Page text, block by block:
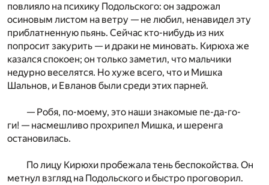
повлияло на психику Подольского: он задрожал
осиновым листом на ветру — не любил, ненавидел эту
приблатненную пьянь. Сейчас кто-нибудь из них
попросит закурить — и драки не миновать. Кирюха же
казался спокоен; он только заметил, что мальчики
недурно веселятся. Но хуже всего, что и Мишка
Шальнов, и Евланов были среди этих парней.
— Робя, по-моему, это наши знакомые пе-да-го-
ги! — насмешливо прохрипел Мишка, и шеренга
остановилась.
По лицу Кирюхи пробежала тень беспокойства. Он
метнул взгляд на Подольского и быстро проговорил.